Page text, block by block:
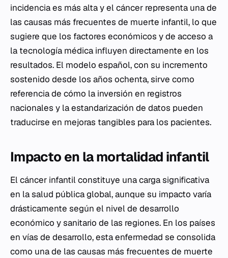
incidencia es más alta y el cáncer representa una de
las causas más frecuentes de muerte infantil, lo que
sugiere que los factores económicos y de acceso a
la tecnología médica influyen directamente en los
resultados. El modelo español, con su incremento
sostenido desde los años ochenta, sirve como
referencia de cómo la inversión en registros
nacionales y la estandarización de datos pueden
traducirse en mejoras tangibles para los pacientes.
Impacto en la mortalidad infantil
El cáncer infantil constituye una carga significativa
en la salud pública global, aunque su impacto varía
drásticamente según el nivel de desarrollo
económico y sanitario de las regiones. En los países
en vías de desarrollo, esta enfermedad se consolida
como una de las causas más frecuentes de muerte